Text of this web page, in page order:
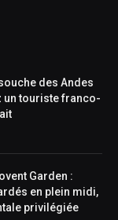
des Andes
un touriste franco-
Garden :
en plein midi,
privilégiée